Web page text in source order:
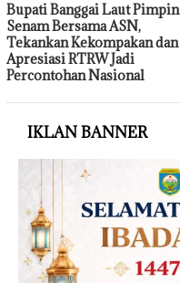
Bupati Banggai Laut Pimpin
Senam Bersama ASN,
Tekankan Kekompakan dan
Apresiasi RTRW Jadi
Percontohan Nasional
IKLAN BANNER